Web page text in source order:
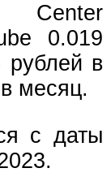
0.019
рублей в
месяц.
с даты